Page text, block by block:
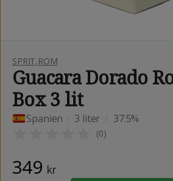
SPRIT,ROM
Guacara Dorado
Box 3 lit
Spanien 3 liter 37.5%
(0)
349 kr